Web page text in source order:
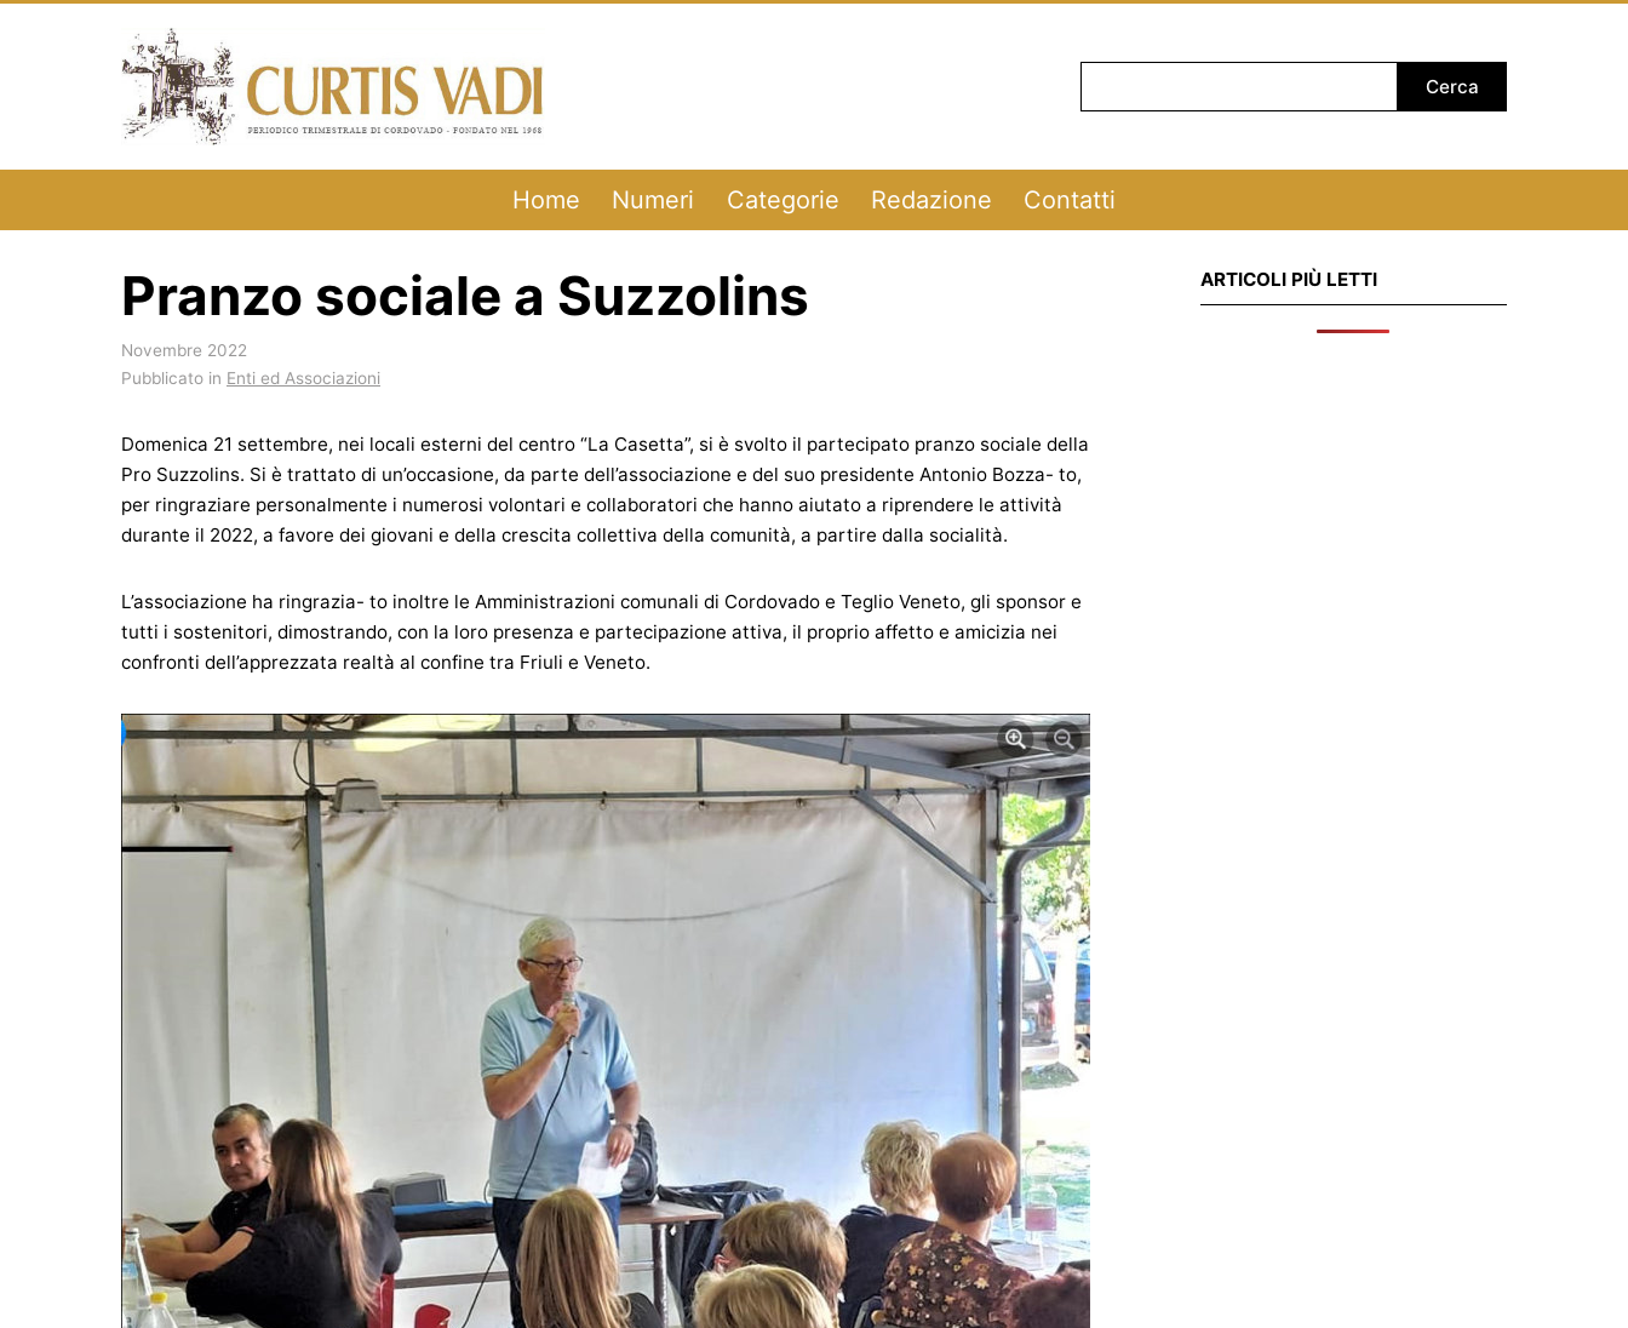
Home Numeri Categorie Redazione Contatti
Pranzo sociale a Suzzolins
Novembre 2022
Pubblicato in Enti ed Associazioni
Domenica 21 settembre, nei locali esterni del centro “La Casetta”, si è svolto il partecipato pranzo sociale della
Pro Suzzolins. Si è trattato di un’occasione, da parte dell’associazione e del suo presidente Antonio Bozza- to,
per ringraziare personalmente i numerosi volontari e collaboratori che hanno aiutato a riprendere le attività
durante il 2022, a favore dei giovani e della crescita collettiva della comunità, a partire dalla socialità.
L’associazione ha ringrazia- to inoltre le Amministrazioni comunali di Cordovado e Teglio Veneto, gli sponsor e
tutti i sostenitori, dimostrando, con la loro presenza e partecipazione attiva, il proprio affetto e amicizia nei
confronti dell’apprezzata realtà al confine tra Friuli e Veneto.
ARTICOLI PIÙ LETTI